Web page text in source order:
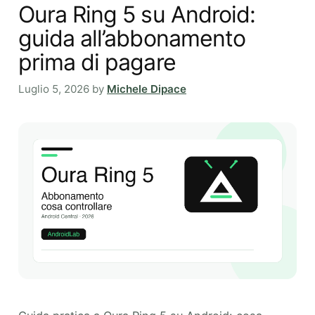
Oura Ring 5 su Android:
guida all’abbonamento
prima di pagare
Luglio 5, 2026 by Michele Dipace